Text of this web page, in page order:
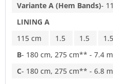
Variante A (Hem Bands)-
LINING A
115 cm
1.5 1.5 1.5
B- 180 cm, 275 cm** - 7.4 m
C- 180 cm, 275 cm** - 6.8 m